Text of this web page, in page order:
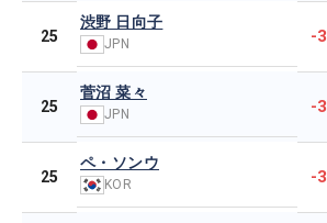
25
渋野 日向子
JPN -3
25
菅沼 菜々
JPN -3
25
ペ・ソンウ
KOR -3